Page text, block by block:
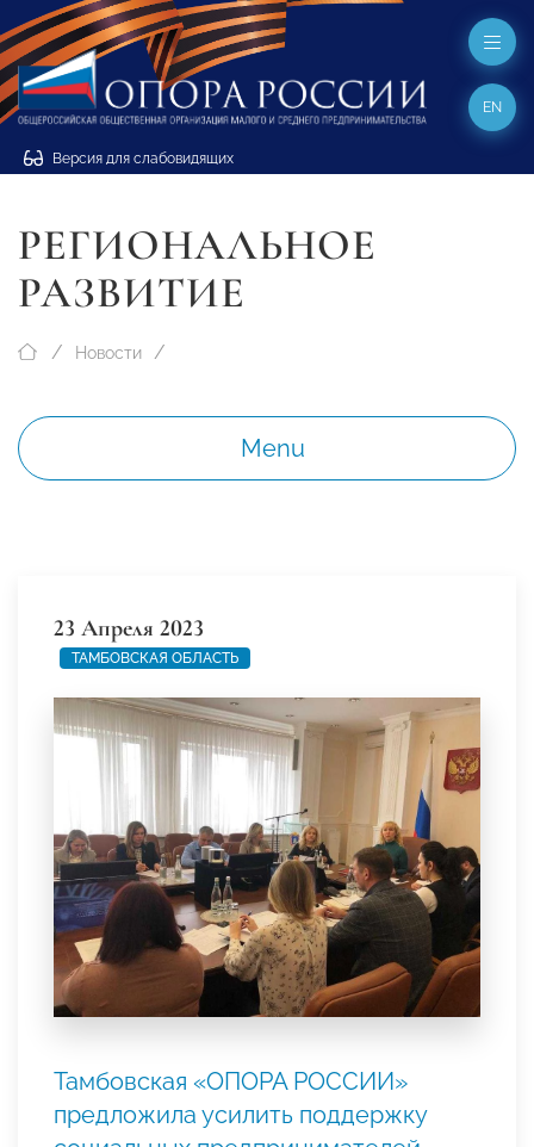
Версия для слабовидящих
EN
РЕГИОНАЛЬНОЕ
РАЗВИТИЕ
Новости
Menu
23 Апреля 2023
ТАМБОВСКАЯ ОБЛАСТЬ
Тамбовская «ОПОРА РОССИИ»
предложила усилить поддержку